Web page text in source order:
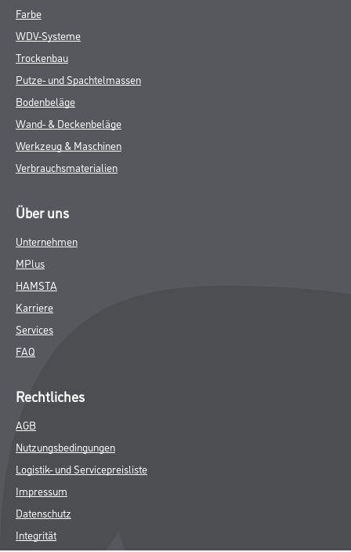
Farbe
WDV-Systeme
Trockenbau
Putze- und Spachtelmassen
Bodenbeläge
Wand- & Deckenbeläge
Werkzeug & Maschinen
Verbrauchsmaterialien
Über uns
Unternehmen
MPlus
HAMSTA
Karriere
Services
FAQ
Rechtliches
AGB
Nutzungsbedingungen
Logistik- und Servicepreisliste
Impressum
Datenschutz
Integrität